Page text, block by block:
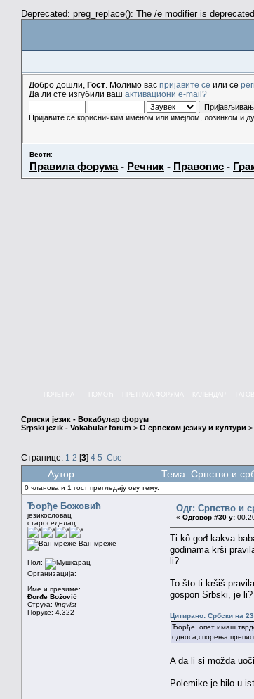
Deprecated: preg_replace(): The /e modifier is
Добро дошли, Гост . Молимо вас пријавите се или се
Да ли сте изгубили ваш активациони e-mail?
Пријавите се корисничким именом или имејлом, лозинком и
Вести:
Правила форума- Речник - Правопис -
КАЛЕНДАР
Српски језик - Вокабулар форум
Srpski jezik - Vokabular forum > О српском језику и култури >
Странице: 1 2 [3] 4 5 Све
Аутор Тема: Српство и
0 чланова и 1 гост прегледају ову тему.
Ђорђе Божовић
језикословац
староседелац
Ван мреже
Пол:
Организација:
Име и презиме:
Đorđe Božović
Струка: lingvist
Поруке: 4.322
Одг: Српство и
« Одговор #30 у:
Ti kô gođ kakva
godinama krši
li?
To što ti kršiš
gospon Srbski, je li?
Цитирано: Србски на
Ђорђе, опет имаш
A da li si možda
Polemike je bilo u